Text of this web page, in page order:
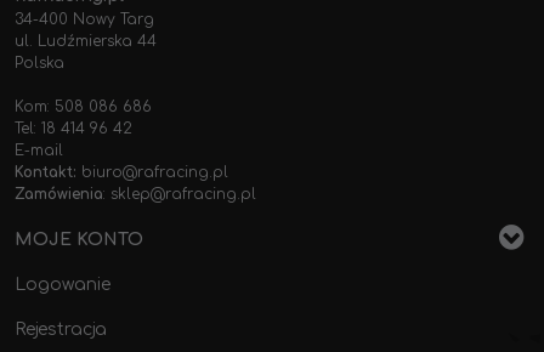
34-400 Nowy Targ
ul. Ludźmierska 44
Polska
Kom: 508 086 686
Tel: 18 414 96 42
E-mail
Kontakt: biuro@rafracing.pl
Zamówienia: sklep@rafracing.pl
MOJE KONTO
Logowanie
Rejestracja